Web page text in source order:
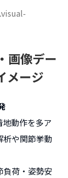
画像デー
メージ
地動作を多ア
析や関節挙動
負荷・姿勢安